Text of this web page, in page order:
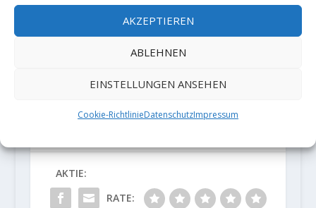
AKZEPTIEREN
ABLEHNEN
EINSTELLUNGEN ANSEHEN
Cookie-RichtlinieDatenschutzImpressum
AKTIE:
RATE: